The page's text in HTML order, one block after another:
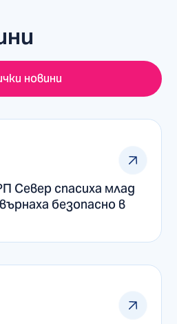
новини
Север спасиха млад
безопасно в